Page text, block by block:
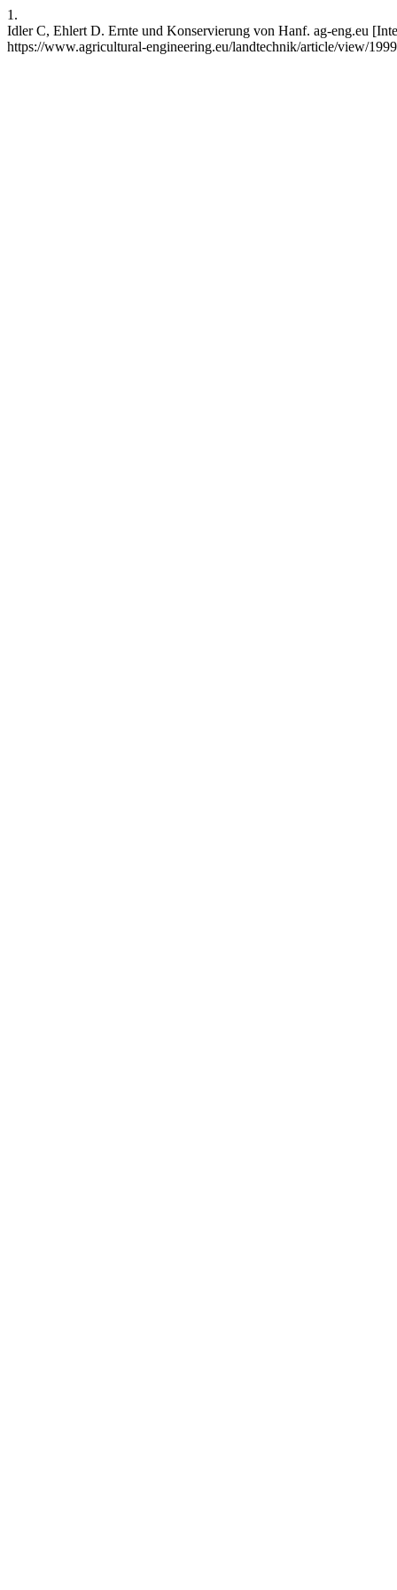
1.
Idler C, Ehlert D. Ernte und Konservierung von Hanf. ag-eng.eu
https://www.agricultural-engineering.eu/landtechnik/article/view/